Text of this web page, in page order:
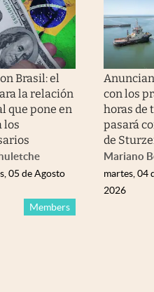
Brasil: el
la relación
que pone en
los
Members
05 de Agosto
con los
horas de
pasará
de
Mariano
martes, 04
2026